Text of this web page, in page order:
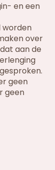
en een
worden
over
aan de
geen
geen